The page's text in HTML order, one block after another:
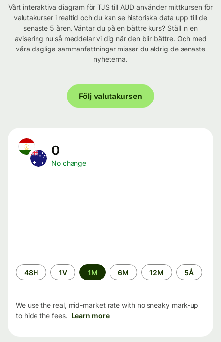
Vårt interaktiva diagram för TJS till AUD använder mittkursen för
valutakurser i realtid och du kan se historiska data upp till de
senaste 5 åren. Väntar du på en bättre kurs? Ställ in en
avisering nu så meddelar vi dig när den blir bättre. Och med
våra dagliga sammanfattningar missar du aldrig de senaste
nyheterna.
Följ valutakursen
0
No change
Time
period
48H 1V 1M 6M 12M 5Å
We use the real, mid-market rate with no sneaky mark-up
to hide the fees. Learn more